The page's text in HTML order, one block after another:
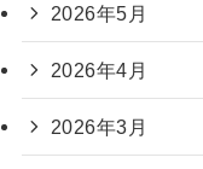
2026年5月
2026年4月
2026年3月